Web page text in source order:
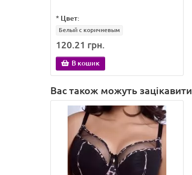
* Цвет:
Белый с коричневым
120.21 грн.
В кошик
Вас також можуть зацікавити